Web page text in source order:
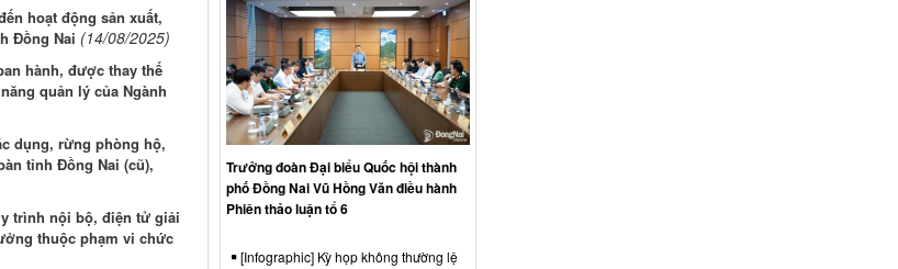
hoạt động sản xuất,
Đồng Nai (14/08/2025)
hành, được thay thế
quản lý của Ngành
dụng, rừng phòng hộ,
tỉnh Đồng Nai (cũ),
trình nội bộ, điện tử giải
thuộc phạm vi chức
Trưởng đoàn Đại biểu Quốc hội thành
phố Đồng Nai Vũ Hồng Văn điều hành
Phiên thảo luận tổ 6
[Infographic] Kỳ họp không thường lệ